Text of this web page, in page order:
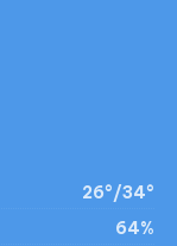
26°/34°
64%